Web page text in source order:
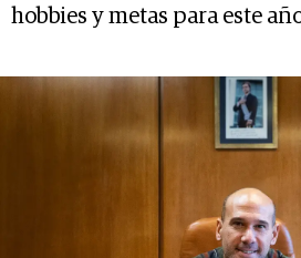
hobbies y metas para este